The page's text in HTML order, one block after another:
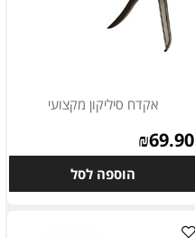
אקדח סיליקון מקצועי
₪69.90
הוספה לסל